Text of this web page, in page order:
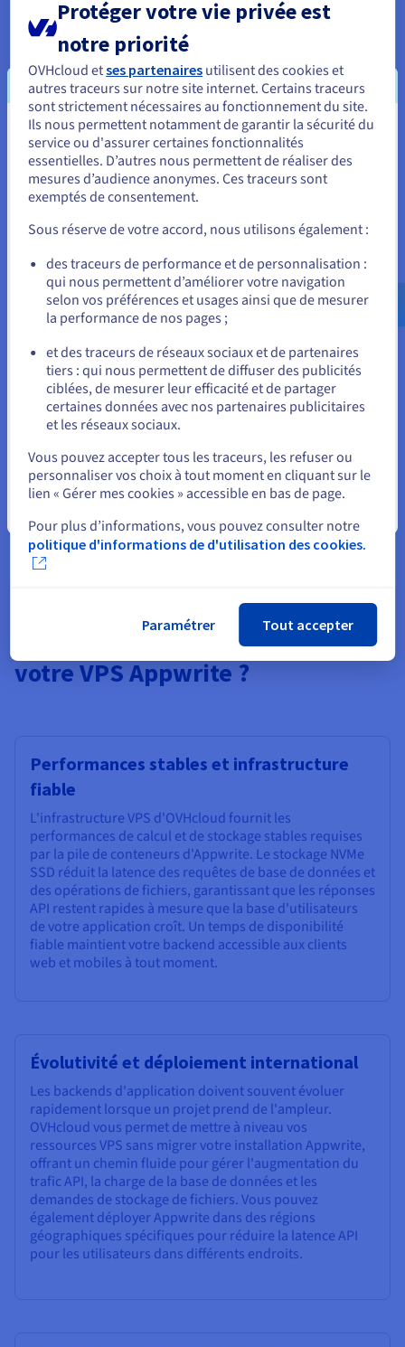
fournisseurs, les changements de prix inattendus ou les
exigences de résidence des données. Pour les applications
traitant des données personnelles ou financières, l'auto-
hébergement est souvent une nécessité de conformité plutôt
qu'une simple préférence.
APIs instantanées pour le Web et le Mobile
Appwrite fournit des SDK prêts à l'emploi pour le web, iOS,
Android, Flutter et les environnements côté serveur. Une fois
déployées sur votre VPS, vos applications peuvent
immédiatement se connecter aux points de terminaison
d'authentification, de base de données, de stockage et de
fonction sans écrire de code backend depuis le début. Cela
accélère considérablement le développement et permet aux
petites équipes de créer des applications complètes tout en
concentrant leurs efforts sur le frontend et l'expérience
utilisateur.
Infrastructure prête pour Docker
Appwrite est distribué et déployé entièrement via Docker,
rendant le processus d'installation cohérent et répétable à
travers différents environnements de serveur. Un VPS
compatible Docker vous permet de déployer Appwrite en
utilisant la commande d'installation officielle et de gérer les
conteneurs de la plateforme avec les outils Docker standards.
Les mises à jour sont appliquées en tirant de nouvelles
images, et les retours en arrière sont simples. Ce modèle
d'infrastructure simplifie les opérations et garantit que votre
backend reste facile à maintenir.
Pourquoi choisir OVHcloud pour
votre VPS Appwrite ?
Performances stables et infrastructure
fiable
L'infrastructure VPS d'OVHcloud fournit les
performances de calcul et de stockage stables requises
par la pile de conteneurs d'Appwrite. Le stockage NVMe
SSD réduit la latence des requêtes de base de données et
des opérations de fichiers, garantissant que les réponses
API restent rapides à mesure que la base d'utilisateurs
de votre application croît. Un temps de disponibilité
fiable maintient votre backend accessible aux clients
web et mobiles à tout moment.
Évolutivité et déploiement international
Les backends d'application doivent souvent évoluer
rapidement lorsque un projet prend de l'ampleur.
OVHcloud vous permet de mettre à niveau vos
ressources VPS sans migrer votre installation Appwrite,
offrant un chemin fluide pour gérer l'augmentation du
trafic API, la charge de la base de données et les
demandes de stockage de fichiers. Vous pouvez
également déployer Appwrite dans des régions
géographiques spécifiques pour réduire la latence API
pour les utilisateurs dans différents endroits.
Vous semblez être localisé en États-
Unis.
Pour commander, rendez-vous sur le site de votre pays (États-
Allez sur le site États-Unis
us.ovhcloud.com/
Anglais USD - $
ou
Rester sur le site actuel
Sélectionner un autre site web
Protéger votre vie privée est
notre priorité
OVHcloud etses partenaires utilisent des cookies et
autres traceurs sur notre site internet. Certains traceurs
sont strictement nécessaires au fonctionnement du site.
Ils nous permettent notamment de garantir la sécurité du
service ou d'assurer certaines fonctionnalités
essentielles. D’autres nous permettent de réaliser des
mesures d’audience anonymes. Ces traceurs sont
exemptés de consentement.
Sous réserve de votre accord, nous utilisons également :
des traceurs de performance et de personnalisation :
qui nous permettent d’améliorer votre navigation
selon vos préférences et usages ainsi que de mesurer
la performance de nos pages ;
et des traceurs de réseaux sociaux et de partenaires
tiers : qui nous permettent de diffuser des publicités
ciblées, de mesurer leur efficacité et de partager
certaines données avec nos partenaires publicitaires
et les réseaux sociaux.
Vous pouvez accepter tous les traceurs, les refuser ou
personnaliser vos choix à tout moment en cliquant sur le
lien « Gérer mes cookies » accessible en bas de page.
Pour plus d’informations, vous pouvez consulter notre
politique d'informations de d'utilisation des cookies.
Paramétrer Tout accepter